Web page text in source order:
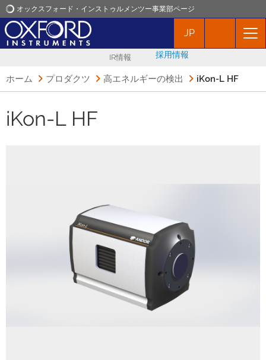
オックスフォード・インストゥルメンツー事業部ページ
オックスフォード・インストゥルメンツ
JP
IR情報 採用情報
ホーム プロダクツ 高エネルギーの検出 iKon-L HF
iKon-L HF